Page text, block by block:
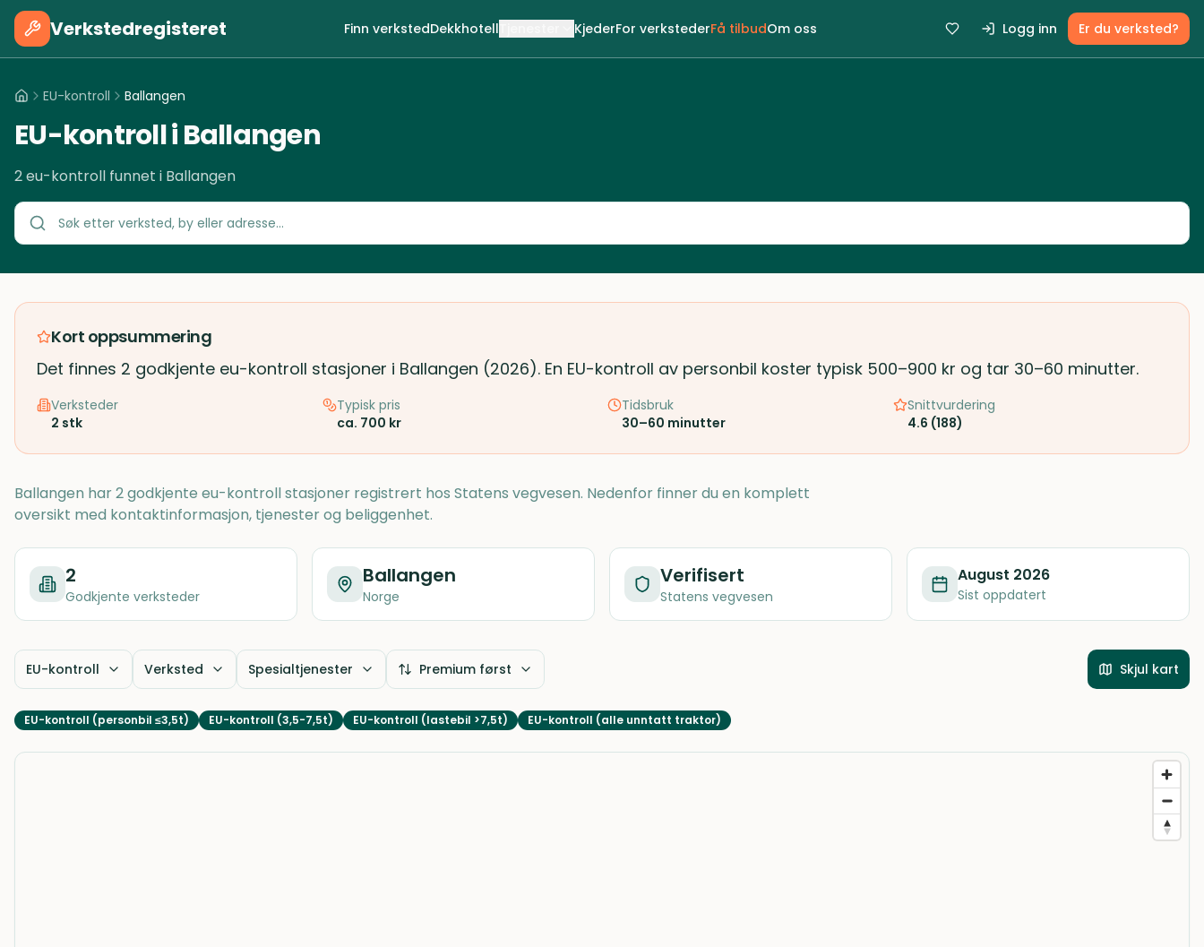
Verkstedregisteret Finn verkstedDekkhotell KjederFor verkstederFå tilbudOm oss Logg inn Er du verksted?
EU-kontroll Ballangen
EU-kontroll i Ballangen
2 eu-kontroll funnet i Ballangen
Kort oppsummering
Det finnes 2 godkjente eu-kontroll stasjoner i Ballangen (2026). En EU-kontroll av personbil koster typisk 500–900 kr og tar 30–60 minutter.
Verksteder
2 stk
Typisk pris
ca. 700 kr
Tidsbruk
30–60 minutter
Snittvurdering
4.6 (188)
Ballangen har 2 godkjente eu-kontroll stasjoner registrert hos Statens vegvesen. Nedenfor finner du en komplett
oversikt med kontaktinformasjon, tjenester og beliggenhet.
2
Godkjente verksteder
Ballangen
Norge
Verifisert
Statens vegvesen
August 2026
Sist oppdatert
EU-kontroll Verksted Spesialtjenester Premium først Skjul kart
EU-kontroll (personbil ≤3,5t) EU-kontroll (3,5-7,5t) EU-kontroll (lastebil >7,5t) EU-kontroll (alle unntatt traktor)